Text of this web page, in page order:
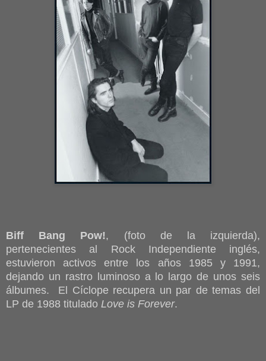
Biff Bang Pow!, (foto de la izquierda),
pertenecientes al Rock Independiente inglés,
estuvieron activos entre los años 1985 y 1991,
dejando un rastro luminoso a lo largo de unos seis
álbumes. El Cíclope recupera un par de temas del
LP de 1988 titulado Love is Forever.